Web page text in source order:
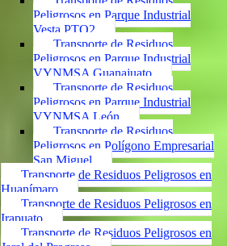
Peligrosos en Parque Industrial
Vesta PTO2
Transporte de Residuos
Peligrosos en Parque Industrial
VYNMSA Guanajuato
Transporte de Residuos
Peligrosos en Parque Industrial
VYNMSA León
Transporte de Residuos
Peligrosos en Polígono Empresarial
San Miguel
Transporte de Residuos Peligrosos en
Huanímaro
Transporte de Residuos Peligrosos en
Irapuato
Transporte de Residuos Peligrosos en